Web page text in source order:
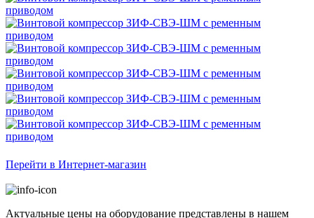
Перейти в Интернет-магазин
Актуальные цены на оборудование представлены в нашем